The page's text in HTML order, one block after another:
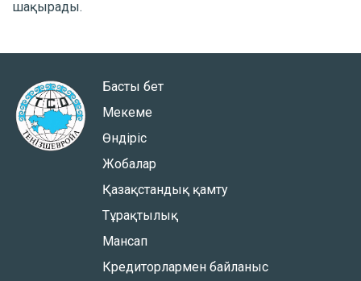
шақырады.
Басты бет
Мекеме
Өндіріс
Жобалар
Қазақстандық қамту
Тұрақтылық
Мансап
Кредиторлармен байланыс